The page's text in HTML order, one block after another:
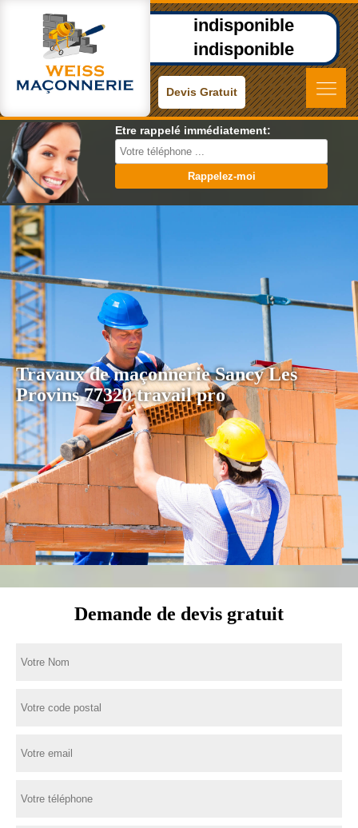
indisponible
indisponible
Devis Gratuit
Etre rappelé immédiatement:
Travaux de maçonnerie Sancy Les
Provins 77320 travail pro
Demande de devis gratuit